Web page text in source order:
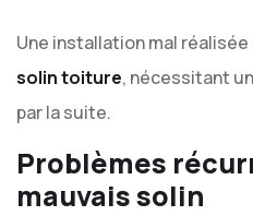
Une installation mal
solin toiture, nécessitant
par la suite.
Problèmes
mauvais solin